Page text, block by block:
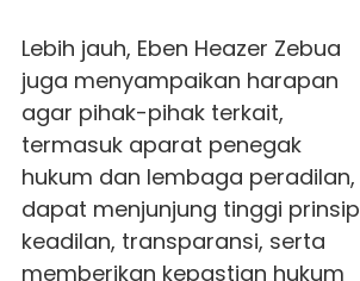
Lebih jauh, Eben Heazer Zebua
juga menyampaikan harapan
agar pihak-pihak terkait,
termasuk aparat penegak
hukum dan lembaga peradilan,
dapat menjunjung tinggi prinsip
keadilan, transparansi, serta
memberikan kepastian hukum